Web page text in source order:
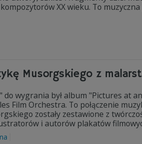
XX wieku. To
Musorgskiego z
wygrania był album "Pictures at
Film Orchestra. To połączenie
zostały zestawione z
i autorów plakatów